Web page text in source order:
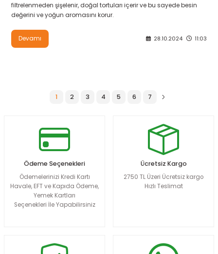
filtrelenmeden şişelenir, doğal tortuları içerir ve bu sayede besin
değerini ve yoğun aromasını korur.
Devamı 28.10.2024 11:03
1 2 3 4 5 6 7
Ödeme Seçenekleri
Ödemelerinizi Kredi Kartı
Havale, EFT ve Kapıda Ödeme,
Yemek Kartları
Seçenekleri İle Yapabilirsiniz
Ücretsiz Kargo
2750 TL Üzeri Ücretsiz kargo
Hızlı Teslimat